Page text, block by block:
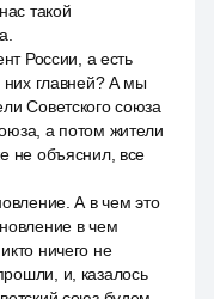
такой
России, а есть
них главней? А мы
Советского союза
а потом жители
не объяснил, все
А в чем это
в чем
ничего не
и, казалось